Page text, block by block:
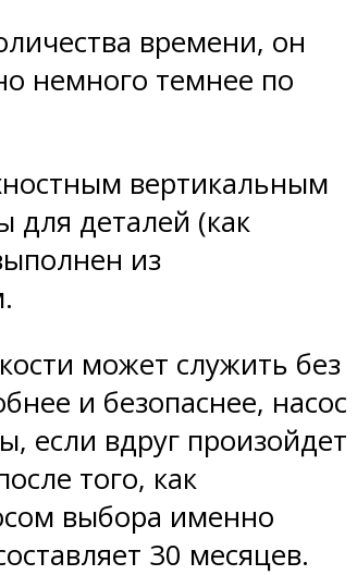
времени, он
немного темнее по
вертикальным
для деталей (как
из
может служить без
и безопаснее, насос
если вдруг произойдет
того, как
выбора именно
30 месяцев.